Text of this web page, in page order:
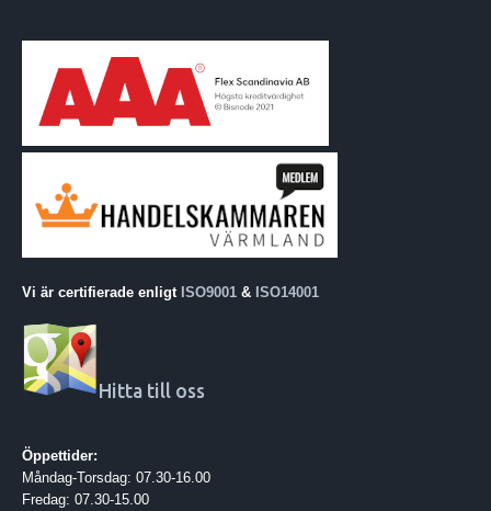
Vi är certifierade enligt ISO9001 & ISO14001
Hitta till oss
Öppettider:
Måndag-Torsdag: 07.30-16.00
Fredag: 07.30-15.00